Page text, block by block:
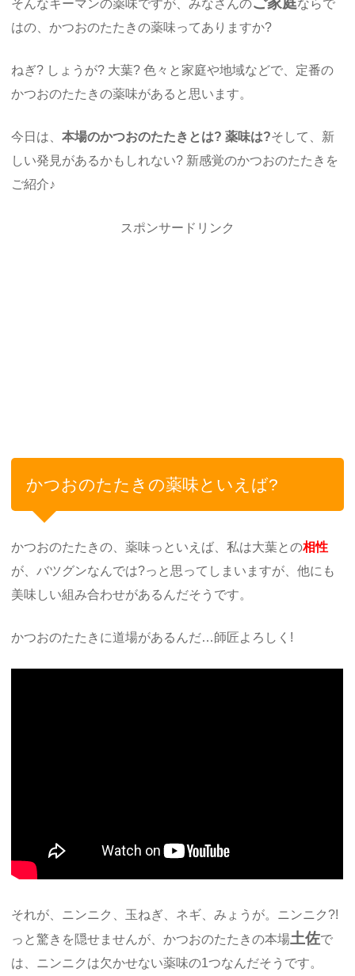
そんなキーマンの薬味ですが、みなさんの
ならで
はの、かつおのたたきの薬味ってありますか?
ねぎ? しょうが? 大葉? 色々と家庭や地域などで、定番の
かつおのたたきの薬味があると思います。
今日は、本場のかつおのたたきとは? 薬味は?そして、新
しい発見があるかもしれない? 新感覚のかつおのたたきを
ご紹介♪
スポンサードリンク
かつおのたたきの薬味といえば?
かつおのたたきの、薬味っといえば、私は大葉との相性
が、バツグンなんでは?っと思ってしまいますが、他にも
美味しい組み合わせがあるんだそうです。
かつおのたたきに道場があるんだ…師匠よろしく!
それが、ニンニク、玉ねぎ、ネギ、みょうが。ニンニク?!
っと驚きを隠せませんが、かつおのたたきの本場土佐で
は、ニンニクは欠かせない薬味の1つなんだそうです。